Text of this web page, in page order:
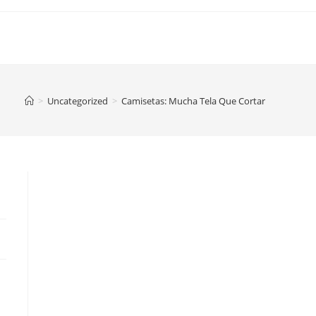
> Uncategorized > Camisetas: Mucha Tela Que Cortar